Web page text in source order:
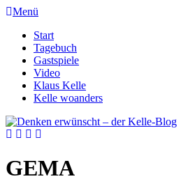
Menü
Start
Tagebuch
Gastspiele
Video
Klaus Kelle
Kelle woanders
GEMA